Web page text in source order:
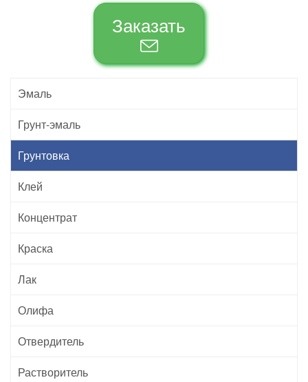
Заказать
Эмаль
Грунт-эмаль
Грунтовка
Клей
Концентрат
Краска
Лак
Олифа
Отвердитель
Растворитель